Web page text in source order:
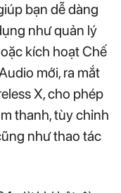
bạn dễ dàng
như quản lý
kích hoạt Chế
mới, ra mắt
X, cho phép
thanh, tùy chỉnh
như thao tác